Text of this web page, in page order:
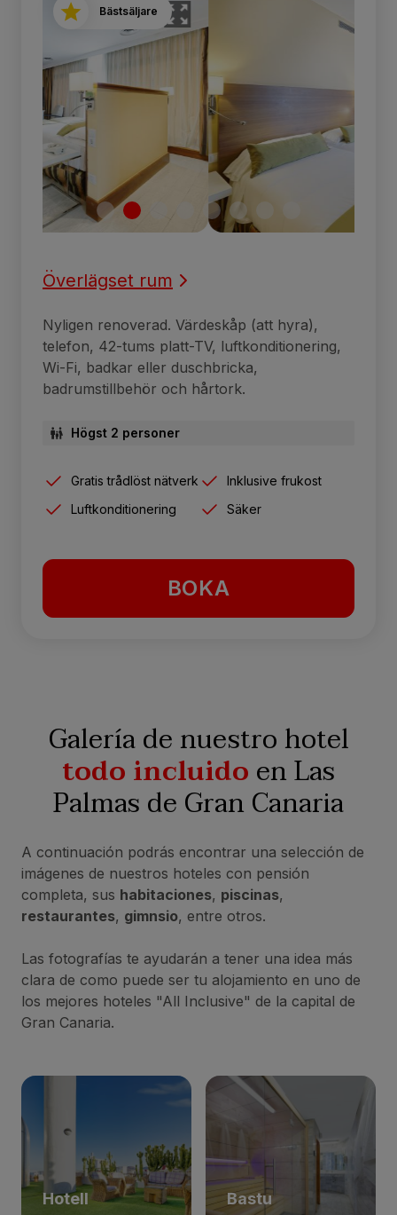
Bästsäljare
Överlägset rum
Nyligen renoverad. Värdeskåp (att hyra),
telefon, 42-tums platt-TV, luftkonditionering,
Wi-Fi, badkar eller duschbricka,
badrumstillbehör och hårtork.
Högst 2 personer
Gratis trådlöst nätverk
Inklusive frukost
Luftkonditionering
Säker
BOKA
Galería de nuestro hotel
todo incluidoen Las
Palmas de Gran Canaria
A continuación podrás encontrar una selección de
imágenes de nuestros hoteles con pensión
completa, sus habitaciones, piscinas,
restaurantes, gimnsio, entre otros.
Las fotografías te ayudarán a tener una idea más
clara de como puede ser tu alojamiento en uno de
los mejores hoteles "All Inclusive" de la capital de
Gran Canaria.
Hotell Bastu